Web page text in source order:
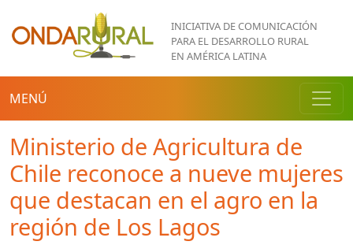
Pasar al contenido principal
INICIATIVA DE COMUNICACIÓN
PARA EL DESARROLLO RURAL
EN AMÉRICA LATINA
MENÚ
Ministerio de Agricultura de
Chile reconoce a nueve mujeres
que destacan en el agro en la
región de Los Lagos